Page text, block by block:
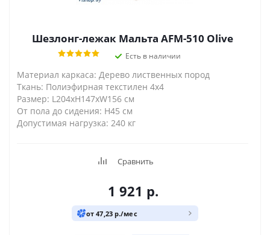
Шезлонг-лежак Мальта AFM-510 Olive
Есть в наличии
Материал каркаса: Дерево лиственных пород
Ткань: Полиэфирная текстилен 4x4
Размер: L204xH147xW156 см
От пола до сидения: H45 см
Допустимая нагрузка: 240 кг
Сравнить
1 921 р.
от 47,23 р./мес